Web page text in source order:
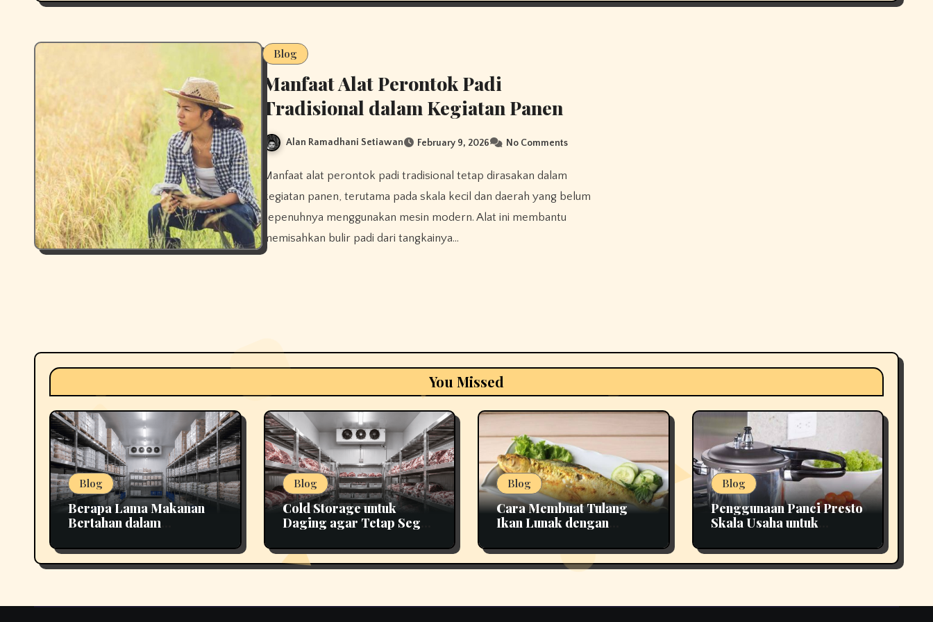
Blog
Manfaat Alat Perontok Padi
Tradisional dalam Kegiatan Panen
Alan Ramadhani Setiawan February 9, 2026 No Comments
Manfaat alat perontok padi tradisional tetap dirasakan dalam
kegiatan panen, terutama pada skala kecil dan daerah yang belum
sepenuhnya menggunakan mesin modern. Alat ini membantu
memisahkan bulir padi dari tangkainya…
You Missed
Blog
Berapa Lama Makanan
Bertahan dalam
Blog
Cold Storage untuk
Daging agar Tetap Segar
Blog
Cara Membuat Tulang
Ikan Lunak dengan
Blog
Penggunaan Panci Presto
Skala Usaha untuk
Efisien